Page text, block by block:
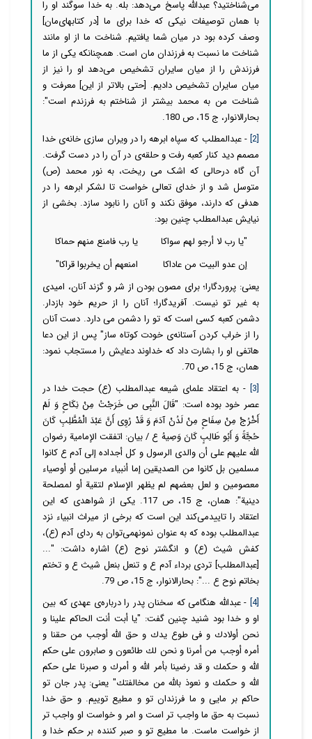
می‌شناختید؟ عبدالله پاسخ می‌دهد: بله. به خدا سوگند او را
با همان توصیفات نیکی که خدا برای ما [در کتابهای‌مان]
وصف کرده بود در میان شما یافتیم. شناخت ما از او مانند
شناخت ما نسبت به فرزندان مان است. همچنانکه یکی از ما
فرزندش را از میان سایران تشخیص می‌دهد او را نیز از
میان سایران تشخیص دادیم. [حتی بالاتر از این] معرفت و
شناخت من به محمد بیشتر از شناختم به فرزندم است":
بحارالانوار، ج 15، ص 180.
[2] - عبدالمطلب که سپاه ابرهه را در ویران سازی خانه‌ی خدا
مصمم دید کنار کعبه رفت و حلقه‌ی در آن را در دست گرفت.
آن گاه درحالى که اشک مى ریخت، به نور محمد (ص)
متوسل شد و از خداى تعالى خواست تا لشکر ابرهه را در
هدفى که دارند، موفق نکند و آنان را نابود سازد. بخشى از
نیایش عبدالمطلب چنین بود:
"یا رب لا أرجو لهم سواكا
یا رب فامنع منهم حماكا
إن عدو البیت من عاداكا
امنعهم أن یخربوا قراكا"
یعنی: پروردگارا؛ براى مصون بودن از شر و گزند آنان، امیدى
به غیر تو نیست. آفریدگارا؛ آنان را از حریم خود بازدار.
دشمن کعبه کسى است که تو را دشمن مى دارد. دست آنان
را از خراب کردن آستانه‌ی خودت کوتاه ساز" پس از این دعا
هاتفی او را بشارت داد که خداوند دعایش را مستجاب نمود:
همان، ج 15، ص 70.
[3] - به اعتقاد علمای شیعه عبدالمطلب (ع) حجت خدا در
عصر خود بوده است: "قَالَ النَّبِی ص‏ خَرَجْتُ مِنْ نِكَاحٍ وَ لَمْ
أَخْرُجْ مِنْ سِفَاحٍ مِنْ لَدُنْ آدَمَ وَ قَدْ رُوِی أَنَّ عَبْدَ الْمُطَّلِبِ كَانَ
حُجَّةً وَ أَبُو طَالِبٍ‏ كَانَ وَصِیهُ ع‏ / بیان: اتفقت الإمامیة رضوان
الله علیهم على أن والدی الرسول و كل أجداده إلى آدم ع كانوا
مسلمین بل كانوا من الصدیقین إما أنبیاء مرسلین أو أوصیاء
معصومین و لعل بعضهم لم یظهر الإسلام لتقیة أو لمصلحة
دینیة": همان، ج 15، ص 117. یکی از شواهدی که این
اعتقاد را تاییدمی‌کند این است که برخی از میراث انبیاء نزد
عبدالمطلب بوده که به عنوان نمونهمی‌توان به ردای آدم (ع)،
کفش شیث (ع) و انگشتر نوح (ع) اشاره داشت: "...
[عبدالمطلب] تردى برداء آدم ع و تنعل بنعل شیث ع و تختم
بخاتم نوح ع‏ ...": بحارالانوار، ج 15، ص 79.
[4] - عبدالله هنگامی که سخنان پدر را درباره‌ی عهدی که بین
او و خدا بود شنید چنین گفت: "یا أبت أنت الحاكم علینا و
نحن أولادك و فی طوع یدك و حق الله أوجب من حقنا و
أمره أوجب من أمرنا و نحن لك طائعون و صابرون على حكم
الله و حكمك و قد رضینا بأمر الله و أمرك و صبرنا على حكم
الله و حكمك و نعوذ بالله من مخالفتك" یعنی: پدر جان تو
حاکم بر مایی و ما فرزندان تو و مطیع توییم. و حق خدا
نسبت به حق ما واجب تر است و امر و خواست او واجب تر
از خواست ماست. ما مطیع تو و صبر کننده بر حکم خدا و